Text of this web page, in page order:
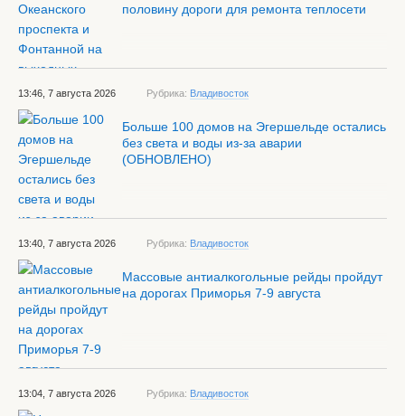
половину дороги для ремонта теплосети
13:46, 7 августа 2026 Рубрика: Владивосток
Больше 100 домов на Эгершельде остались
без света и воды из-за аварии
(ОБНОВЛЕНО)
13:40, 7 августа 2026 Рубрика: Владивосток
Массовые антиалкогольные рейды пройдут
на дорогах Приморья 7-9 августа
13:04, 7 августа 2026 Рубрика: Владивосток